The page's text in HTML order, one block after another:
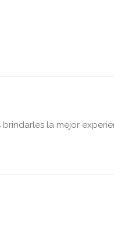
la mejor